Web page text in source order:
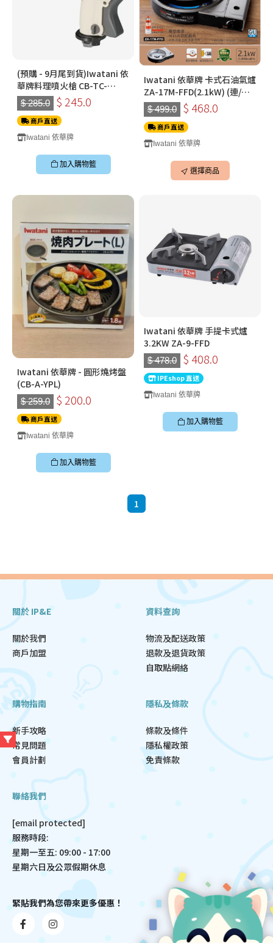
(預購 - 9月尾到貨)Iwatani 依
華牌料理噴火槍 CB-TC-
CKWH (香港行貨) (不連卡式
氣固定板)
$ 285.0 $ 245.0
商戶直送
Iwatani 依華牌
加入購物籃
Iwatani 依華牌 卡式石油氣爐
ZA-17M-FFD(2.1kW) (連/不
連 CB-A-YPL 燒烤盆)
$ 499.0 $ 468.0
商戶直送
Iwatani 依華牌
選擇商品
Iwatani 依華牌 - 圓形燒烤盤
(CB-A-YPL)
$ 259.0 $ 200.0
商戶直送
Iwatani 依華牌
加入購物籃
Iwatani 依華牌 手提卡式爐
3.2KW ZA-9-FFD
$ 478.0 $ 408.0
IPEshop 直送
Iwatani 依華牌
加入購物籃
1
關於 IP&E
關於我們
商戶加盟
資料查詢
物流及配送政策
退款及退貨政策
自取點網絡
購物指南
新手攻略
常見問題
會員計劃
隱私及條款
條款及條件
隱私權政策
免責條款
聯絡我們
[email protected]
服務時段:
星期一至五: 09:00 - 17:00
星期六日及公眾假期休息
緊貼我們為您帶來更多優惠！